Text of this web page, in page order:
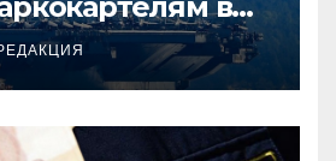
Америки»